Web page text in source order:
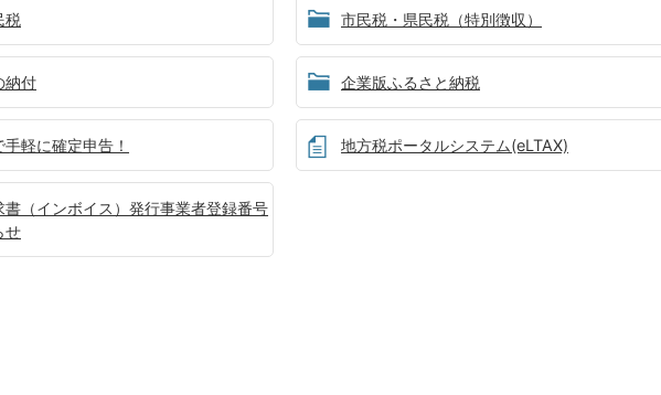
税 市民税・県民税（特別徴収）
納付 企業版ふるさと納税
軽に確定申告！ 地方税ポータルシステム(eLTAX)
書（インボイス）発行事業者登録番号
せ